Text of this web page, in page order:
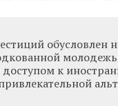
обусловлен
к